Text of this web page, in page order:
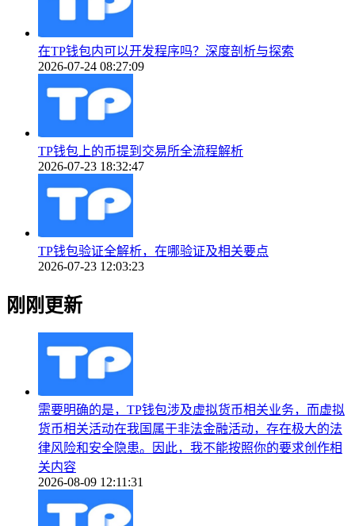
在TP钱包内可以开发程序吗？深度剖析与探索
2026-07-24 08:27:09
TP钱包上的币提到交易所全流程解析
2026-07-23 18:32:47
TP钱包验证全解析，在哪验证及相关要点
2026-07-23 12:03:23
刚刚更新
需要明确的是，TP钱包涉及虚拟货币相关业务，而虚拟
货币相关活动在我国属于非法金融活动，存在极大的法
律风险和安全隐患。因此，我不能按照你的要求创作相
关内容
2026-08-09 12:11:31